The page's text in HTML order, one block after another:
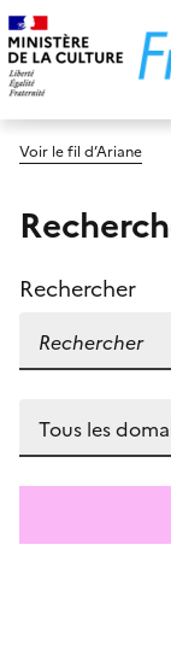
Voir le fil d’Ariane
Rechercher